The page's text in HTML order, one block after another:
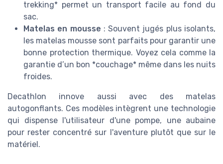
trekking* permet un transport facile au fond du
sac.
Matelas en mousse : Souvent jugés plus isolants,
les matelas mousse sont parfaits pour garantir une
bonne protection thermique. Voyez cela comme la
garantie d’un bon *couchage* même dans les nuits
froides.
Decathlon innove aussi avec des matelas
autogonflants. Ces modèles intègrent une technologie
qui dispense l'utilisateur d'une pompe, une aubaine
pour rester concentré sur l'aventure plutôt que sur le
matériel.